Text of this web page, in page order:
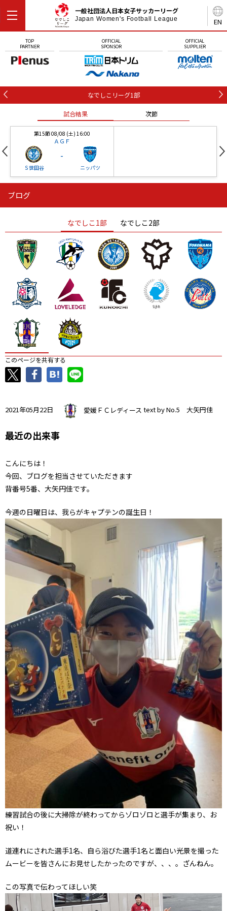
EN
一般社団法人日本女子サッカーリーグ
Japan Women's Football League
TOP
PARTNER
OFFICIAL
SPONSOR
OFFICIAL
SUPPLIER
なでしこリーグ1部
試合結果 次節
第15節 08/08 (土) 16:00
ＡＧＦ
Ｓ世田谷
-
ニッパツ
ニッパツ
ニッパツ 名古屋
石人の星
静岡 愛媛Ｌ
ブログ
なでしこ1部 なでしこ2部
このページを共有する
2021年05月22日 愛媛ＦＣレディース text by No.5 大矢円佳
最近の出来事
こんにちは！
今回、ブログを担当させていただきます
背番号5番、大矢円佳です。
今週の日曜日は、我らがキャプテンの誕生日！
練習試合の後に大掃除が終わってからゾロゾロと選手が集まり、お
祝い！
道連れにされた選手1名、自ら浴びた選手1名と面白い光景を撮った
ムービーを皆さんにお見せしたかったのですが、、、。ざんねん。
この写真で伝わってほしい笑